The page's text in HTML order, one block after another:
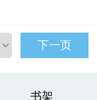
下一页
书架